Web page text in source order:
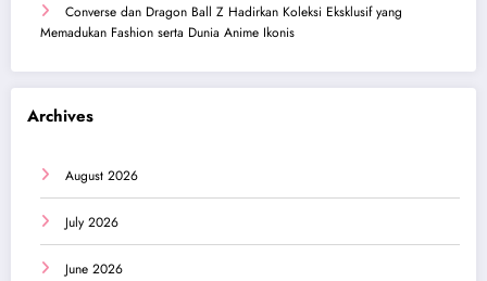
Converse dan Dragon Ball Z Hadirkan Koleksi Eksklusif yang
Memadukan Fashion serta Dunia Anime Ikonis
Archives
August 2026
July 2026
June 2026